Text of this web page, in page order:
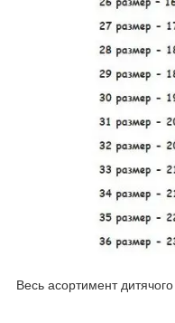
Весь асортимент дитячого